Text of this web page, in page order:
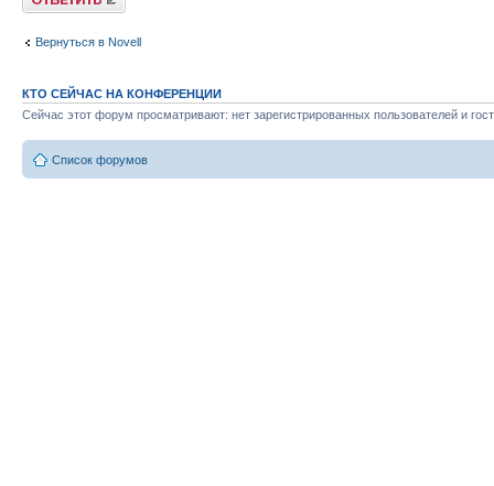
Вернуться в Novell
КТО СЕЙЧАС НА КОНФЕРЕНЦИИ
Сейчас этот форум просматривают: нет зарегистрированных пользователей и
Список форумов